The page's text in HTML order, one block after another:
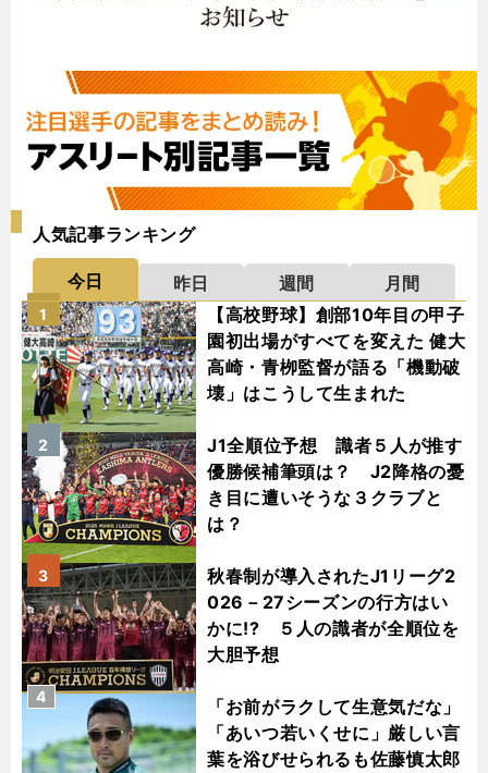
人気記事ランキング
今日 昨日 週間
月間
【高校野球】創部10年目の甲子
園初出場がすべてを変えた 健大
高崎・青栁監督が語る「機動破
壊」はこうして生まれた
1
J1全順位予想 識者５人が推す
優勝候補筆頭は？ J2降格の憂
き目に遭いそうな３クラブと
は？
2
秋春制が導入されたJ1リーグ2
026－27シーズンの行方はい
かに!? ５人の識者が全順位を
大胆予想
3
「お前がラクして生意気だな」
「あいつ若いくせに」厳しい言
葉を浴びせられるも佐藤慎太郎
4